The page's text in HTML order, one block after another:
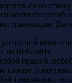
свою
сведений
транзакции. Вы
можно
на Веб-сайте.
право в
своему
транзакции,